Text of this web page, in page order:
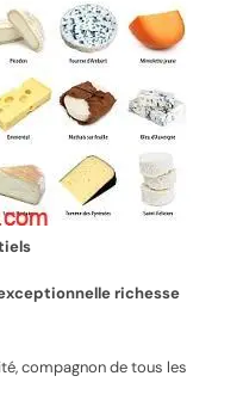
richesse
compagnon de tous les